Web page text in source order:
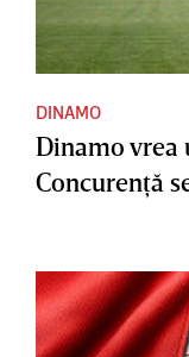
DINAMO
Dinamo vrea
Concurenţă